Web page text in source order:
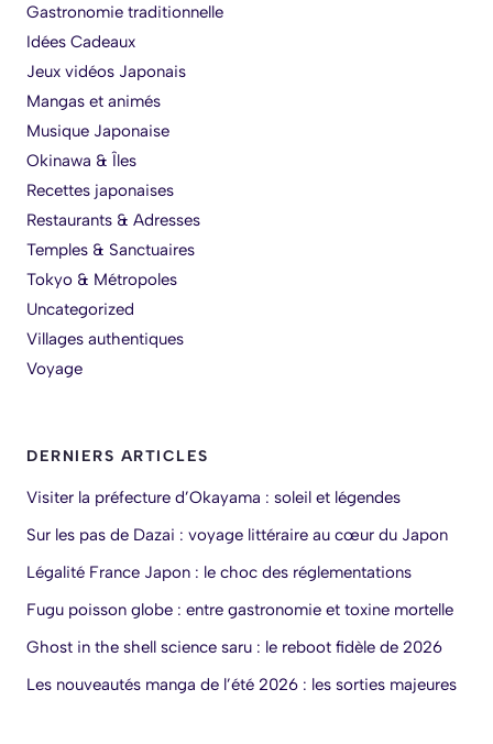
Gastronomie traditionnelle
Idées Cadeaux
Jeux vidéos Japonais
Mangas et animés
Musique Japonaise
Okinawa & Îles
Recettes japonaises
Restaurants & Adresses
Temples & Sanctuaires
Tokyo & Métropoles
Uncategorized
Villages authentiques
Voyage
DERNIERS ARTICLES
Visiter la préfecture d’Okayama : soleil et légendes
Sur les pas de Dazai : voyage littéraire au cœur du Japon
Légalité France Japon : le choc des réglementations
Fugu poisson globe : entre gastronomie et toxine mortelle
Ghost in the shell science saru : le reboot fidèle de 2026
Les nouveautés manga de l’été 2026 : les sorties majeures